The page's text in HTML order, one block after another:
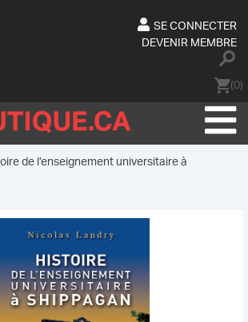
SE CONNECTER
DEVENIR MEMBRE
(0)
de l’enseignement universitaire à